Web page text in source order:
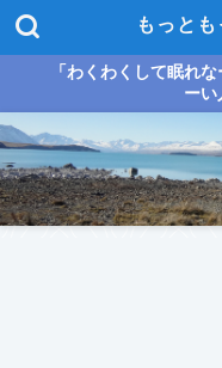
もっと
「わくわくして眠れ
ーい